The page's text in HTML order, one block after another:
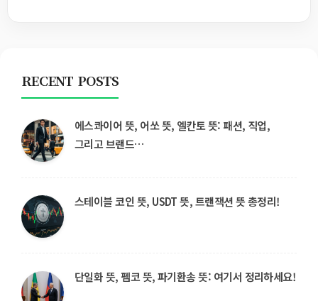
RECENT POSTS
에스콰이어 뜻, 어쏘 뜻, 엘칸토 뜻: 패션, 직업,
그리고 브랜드…
스테이블 코인 뜻, USDT 뜻, 트랜잭션 뜻 총정리!
단일화 뜻, 펨코 뜻, 파기환송 뜻: 여기서 정리하세요!